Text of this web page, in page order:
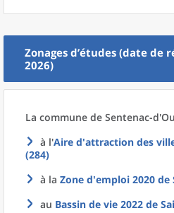
Zonages d’études (date de
2026)
La commune de Sentenac-
à l'Aire d'attraction des
(284)
à la Zone d'emploi 2020 de
au Bassin de vie 2022 de